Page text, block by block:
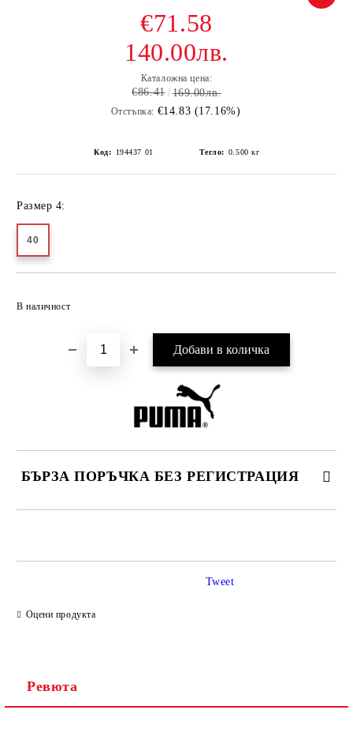
€71.58
140.00лв.
Каталожна цена:
€86.41 169.00лв.
Отстъпка: €14.83 (17.16%)
Код: 194437 01 Тегло: 0.500 кг
Размер 4:
40
В наличност
БЪРЗА ПОРЪЧКА БЕЗ РЕГИСТРАЦИЯ
Оцени продукта
Tweet
Ревюта